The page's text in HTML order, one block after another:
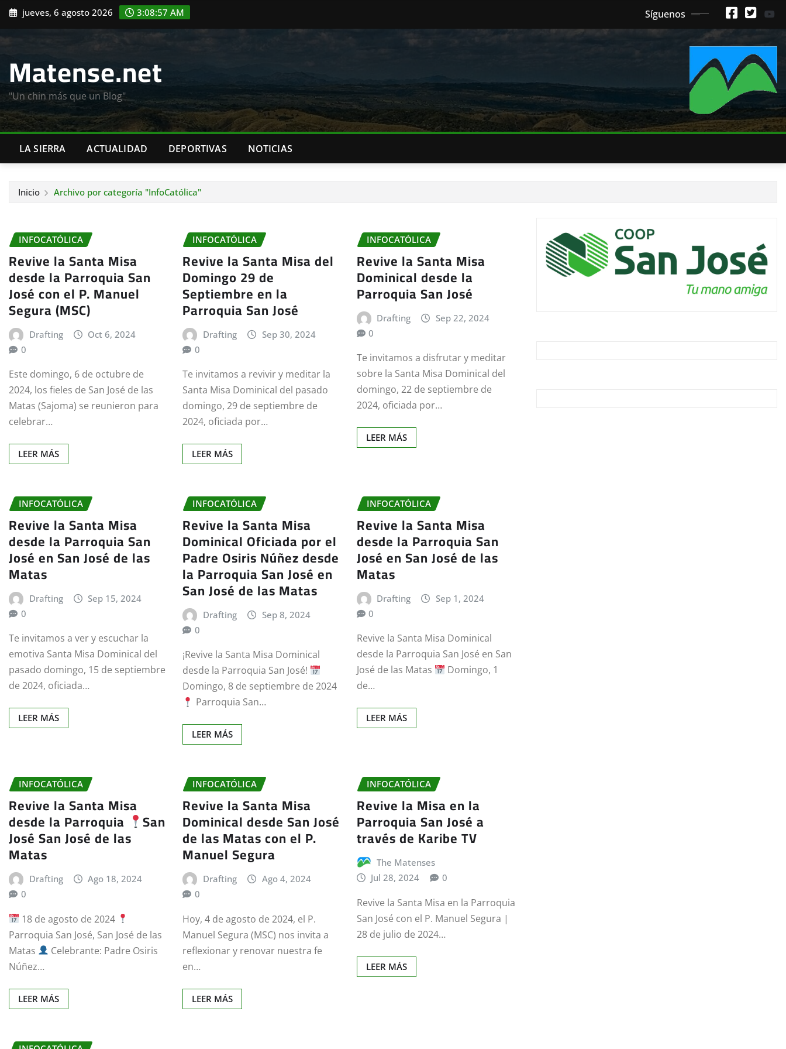
Saltar
contenido
jueves, 6 agosto 2026 3:08:58 AM Síguenos
Matense.net
"Un chin más que un Blog"
LA SIERRA ACTUALIDAD DEPORTIVAS NOTICIAS
Inicio Archivo por categoría "InfoCatólica"
INFOCATÓLICA
Revive la Santa Misa
desde la Parroquia San
José con el P. Manuel
Segura (MSC)
Drafting
Oct 6, 2024
0
Este domingo, 6 de octubre de
2024, los fieles de San José de las
Matas (Sajoma) se reunieron para
celebrar…
LEER MÁS
INFOCATÓLICA
Revive la Santa Misa del
Domingo 29 de
Septiembre en la
Parroquia San José
Drafting
Sep 30, 2024
0
Te invitamos a revivir y meditar la
Santa Misa Dominical del pasado
domingo, 29 de septiembre de
2024, oficiada por…
LEER MÁS
INFOCATÓLICA
Revive la Santa Misa
Dominical desde la
Parroquia San José
Drafting
Sep 22, 2024
0
Te invitamos a disfrutar y meditar
sobre la Santa Misa Dominical del
domingo, 22 de septiembre de
2024, oficiada por…
LEER MÁS
INFOCATÓLICA
Revive la Santa Misa
desde la Parroquia San
José en San José de las
Matas
Drafting
Sep 15, 2024
0
Te invitamos a ver y escuchar la
emotiva Santa Misa Dominical del
pasado domingo, 15 de septiembre
de 2024, oficiada…
LEER MÁS
INFOCATÓLICA
Revive la Santa Misa
Dominical Oficiada por el
Padre Osiris Núñez desde
la Parroquia San José en
San José de las Matas
Drafting
Sep 8, 2024
0
¡Revive la Santa Misa Dominical
desde la Parroquia San José!
Domingo, 8 de septiembre de 2024
Parroquia San…
LEER MÁS
INFOCATÓLICA
Revive la Santa Misa
desde la Parroquia San
José en San José de las
Matas
Drafting
Sep 1, 2024
0
Revive la Santa Misa Dominical
desde la Parroquia San José en San
José de las Matas
Domingo, 1
de…
LEER MÁS
INFOCATÓLICA
Revive la Santa Misa
desde la Parroquia San
José San José de las
Matas
Drafting
Ago 18, 2024
0
18 de agosto de 2024
Parroquia San José, San José de las
Matas
Celebrante: Padre Osiris
Núñez…
LEER MÁS
INFOCATÓLICA
Revive la Santa Misa
Dominical desde San José
de las Matas con el P.
Manuel Segura
Drafting
Ago 4, 2024
0
Hoy, 4 de agosto de 2024, el P.
Manuel Segura (MSC) nos invita a
reflexionar y renovar nuestra fe
en…
LEER MÁS
INFOCATÓLICA
Revive la Misa en la
Parroquia San José a
través de Karibe TV
The Matenses
Jul 28, 2024
0
Revive la Santa Misa en la Parroquia
San José con el P. Manuel Segura |
28 de julio de 2024…
LEER MÁS